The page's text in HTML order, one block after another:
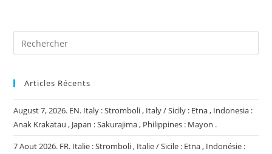
Articles Récents
August 7, 2026. EN. Italy : Stromboli , Italy / Sicily : Etna , Indonesia :
Anak Krakatau , Japan : Sakurajima , Philippines : Mayon .
7 Aout 2026. FR. Italie : Stromboli , Italie / Sicile : Etna , Indonésie :